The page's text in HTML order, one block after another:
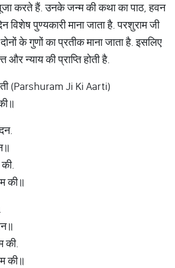
पूजा करते हैं. उनके जन्म की कथा का पाठ, हवन
विशेष पुण्यकारी माना जाता है. परशुराम जी
के गुणों का प्रतीक माना जाता है. इसलिए
और न्याय की प्राप्ति होती है.
(Parshuram Ji Ki Aarti)
की॥
की.
की॥